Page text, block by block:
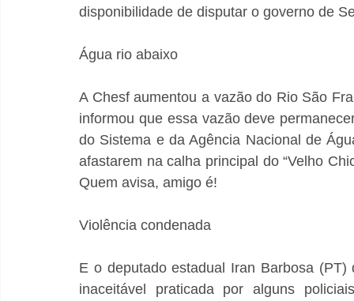
disponibilidade de disputar o governo de
Água rio abaixo
A Chesf aumentou a vazão do Rio São
informou que essa vazão deve
do Sistema e da Agência Nacional de
afastarem na calha principal do “Velho
Quem avisa, amigo é!
Violência condenada
E o deputado estadual Iran Barbosa
inaceitável praticada por alguns